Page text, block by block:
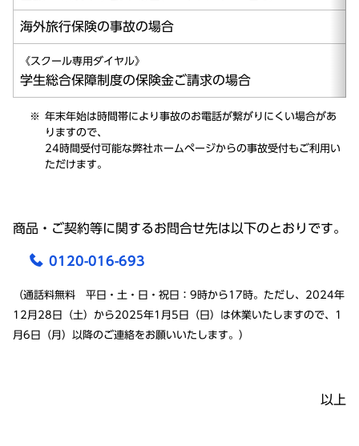
海外旅行保険の事故の場合
《スクール専用ダイヤル》
学生総合保障制度の保険金ご請求の場合
年末年始は時間帯により事故のお電話が繋がりにくい場合があ
りますので、
24時間受付可能な弊社ホームページからの事故受付もご利用い
ただけます。
商品・ご契約等に関するお問合せ先は以下のとおりです。
0120-016-693
（通話料無料 平日・土・日・祝日：9時から17時。ただし、2024年
12月28日（土）から2025年1月5日（日）は休業いたしますので、1
月6日（月）以降のご連絡をお願いいたします。）
以上